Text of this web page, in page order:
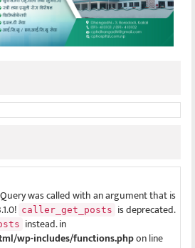
was called with an argument that is
caller_get_posts is deprecated.
instead. in
wp-includes/functions.phpon line